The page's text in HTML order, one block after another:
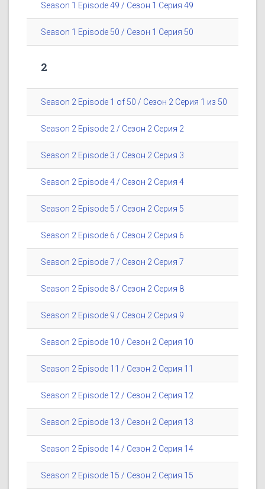
Season 1 Episode 49 / Сезон 1 Серия 49
Season 1 Episode 50 / Сезон 1 Серия 50
2
Season 2 Episode 1 of 50 / Сезон 2 Серия 1 из 50
Season 2 Episode 2 / Сезон 2 Серия 2
Season 2 Episode 3 / Сезон 2 Серия 3
Season 2 Episode 4 / Сезон 2 Серия 4
Season 2 Episode 5 / Сезон 2 Серия 5
Season 2 Episode 6 / Сезон 2 Серия 6
Season 2 Episode 7 / Сезон 2 Серия 7
Season 2 Episode 8 / Сезон 2 Серия 8
Season 2 Episode 9 / Сезон 2 Серия 9
Season 2 Episode 10 / Сезон 2 Серия 10
Season 2 Episode 11 / Сезон 2 Серия 11
Season 2 Episode 12 / Сезон 2 Серия 12
Season 2 Episode 13 / Сезон 2 Серия 13
Season 2 Episode 14 / Сезон 2 Серия 14
Season 2 Episode 15 / Сезон 2 Серия 15